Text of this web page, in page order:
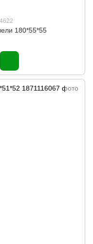
180*55*55